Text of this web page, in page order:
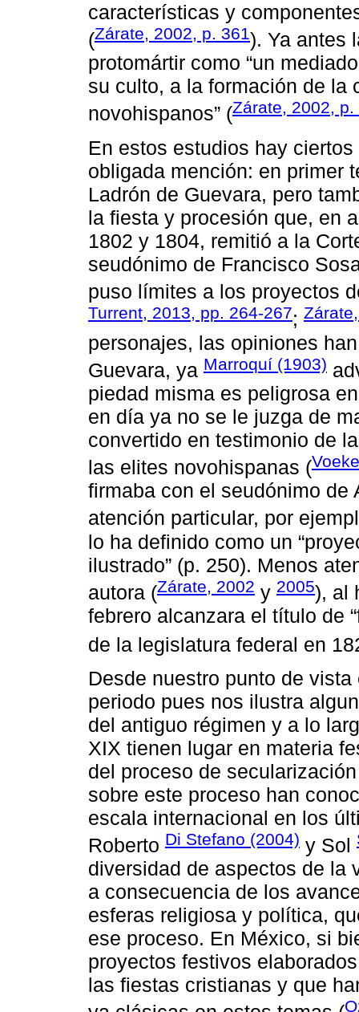
características y
(Zárate, 2002, p. 361). Ya antes
protomártir como “un
su culto, a la formación de la
novohispanos” (Zárate, 2002, p.
En estos estudios hay
obligada mención: en primer
Ladrón de Guevara, pero
la fiesta y procesión que, en
1802 y 1804, remitió a la
seudónimo de Francisco
puso límites a los proyectos
Turrent, 2013, pp. 264-267;
personajes, las opiniones
Guevara, ya Marroquí (1903)
piedad misma es peligrosa
en día ya no se le juzga de
convertido en testimonio de
las elites novohispanas (
firmaba con el seudónimo de
atención particular, por
lo ha definido como un
ilustrado” (p. 250). Menos
autora (Zárate, 2002 y 2005), al
febrero alcanzara el título de
de la legislatura federal en
Desde nuestro punto de
periodo pues nos ilustra
del antiguo régimen y a lo
XIX tienen lugar en materia
del proceso de
sobre este proceso han
escala internacional en los
Roberto Di Stefano (2004) y Sol
diversidad de aspectos de la
a consecuencia de los
esferas religiosa y política,
ese proceso. En México, si
proyectos festivos
las fiestas cristianas y que